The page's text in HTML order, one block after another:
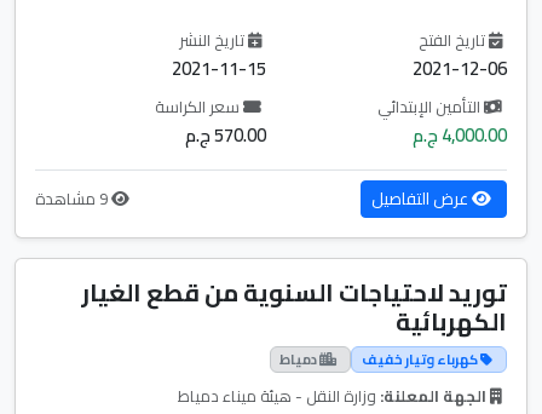
تاريخ الفتح
2021-12-06
تاريخ النشر
2021-11-15
التأمين الإبتدائي
4,000.00 ج.م
سعر الكراسة
570.00 ج.م
عرض التفاصيل
توريد لاحتياجات السنوية من قطع الغيار
الكهربائية
كهرباء وتيار خفيف دمياط
الجهة المعلنة: وزارة النقل - هيئة ميناء دمياط